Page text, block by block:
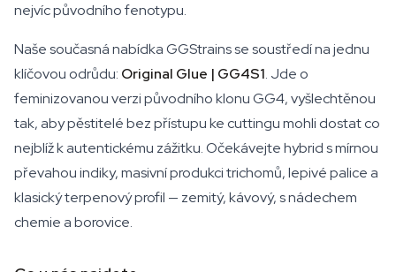
nejvíc původního fenotypu.
Naše současná nabídka GGStrains se soustředí na jednu
klíčovou odrůdu: Original Glue | GG4S1. Jde o
feminizovanou verzi původního klonu GG4, vyšlechtěnou
tak, aby pěstitelé bez přístupu ke cuttingu mohli dostat co
nejblíž k autentickému zážitku. Očekávejte hybrid s mírnou
převahou indiky, masivní produkci trichomů, lepivé palice a
klasický terpenový profil — zemitý, kávový, s nádechem
chemie a borovice.